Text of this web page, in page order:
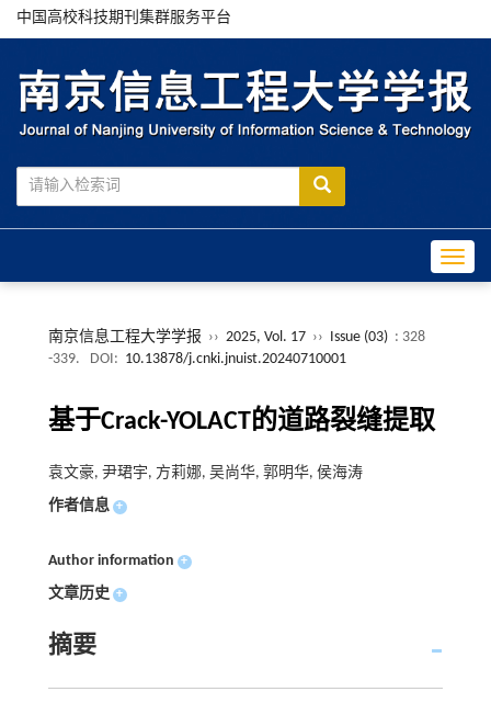
中国高校科技期刊集群服务平台
南京信息工程大学学报 ›› 2025, Vol. 17 ›› Issue (03) : 328
-339.
DOI: 10.13878/j.cnki.jnuist.20240710001
基于Crack-YOLACT的道路裂缝提取
袁文豪, 尹珺宇, 方莉娜, 吴尚华, 郭明华, 侯海涛
作者信息 +
Author information +
文章历史 +
摘要